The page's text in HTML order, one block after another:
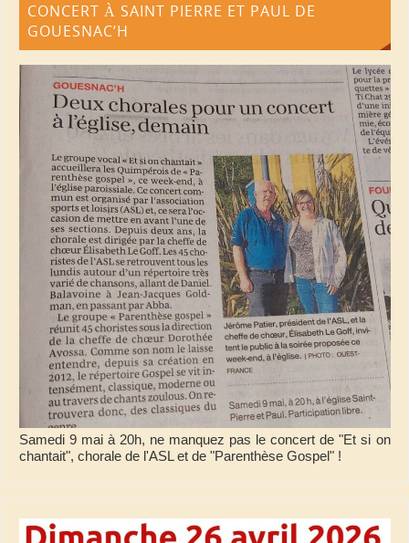
CONCERT À SAINT PIERRE ET PAUL DE
GOUESNAC’H
Samedi 9 mai à 20h, ne manquez pas le concert de "Et si on
chantait", chorale de l'ASL et de "Parenthèse Gospel" !